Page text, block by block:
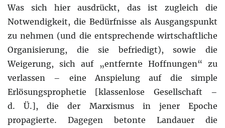
Was sich hier ausdrückt, das ist zugleich die
Notwendigkeit, die Bedürfnisse als Ausgangspunkt
zu nehmen (und die entsprechende wirtschaftliche
Organisierung, die sie befriedigt), sowie die
Weigerung, sich auf „entfernte Hoffnungen“ zu
verlassen – eine Anspielung auf die simple
Erlösungsprophetie [klassenlose Gesellschaft –
d. Ü.], die der Marxismus in jener Epoche
propagierte. Dagegen betonte Landauer die